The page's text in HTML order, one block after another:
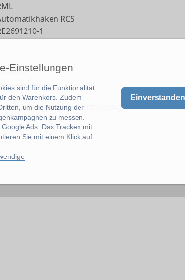
Einstellungen
sind für die Funktionalität
den Warenkorb. Zudem
um die Nutzung der
zu messen.
Ads. Das Tracken mit
Sie mit einem Klick auf
Einverstanden
RCS
1
gegen Ermüdung